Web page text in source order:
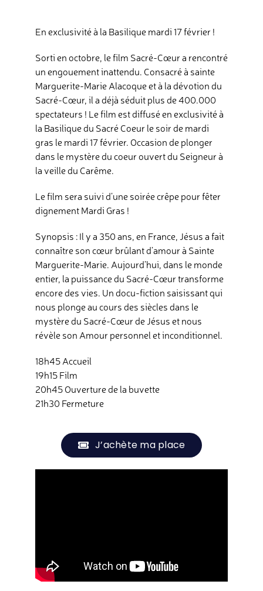
Contact
Dons
Rechercher
En exclusivité à la Basilique mardi 17 février !
Sorti en octobre, le film Sacré-Cœur a rencontré
un engouement inattendu. Consacré à sainte
Marguerite-Marie Alacoque et à la dévotion du
Sacré-Cœur, il a déjà séduit plus de 400.000
spectateurs ! Le film est diffusé en exclusivité à
la Basilique du Sacré Coeur le soir de mardi
gras le mardi 17 février. Occasion de plonger
dans le mystère du coeur ouvert du Seigneur à
la veille du Carême.
Le film sera suivi d’une soirée crêpe pour fêter
dignement Mardi Gras !
Synopsis : Il y a 350 ans, en France, Jésus a fait
connaître son cœur brûlant d’amour à Sainte
Marguerite-Marie. Aujourd’hui, dans le monde
entier, la puissance du Sacré-Cœur transforme
encore des vies. Un docu-fiction saisissant qui
nous plonge au cours des siècles dans le
mystère du Sacré-Cœur de Jésus et nous
révèle son Amour personnel et inconditionnel.
18h45 Accueil
19h15 Film
20h45 Ouverture de la buvette
21h30 Fermeture
J’achète ma place